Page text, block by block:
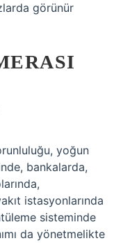
görünür
yoğun
bankalarda,
istasyonlarında
sisteminde
da yönetmelikte